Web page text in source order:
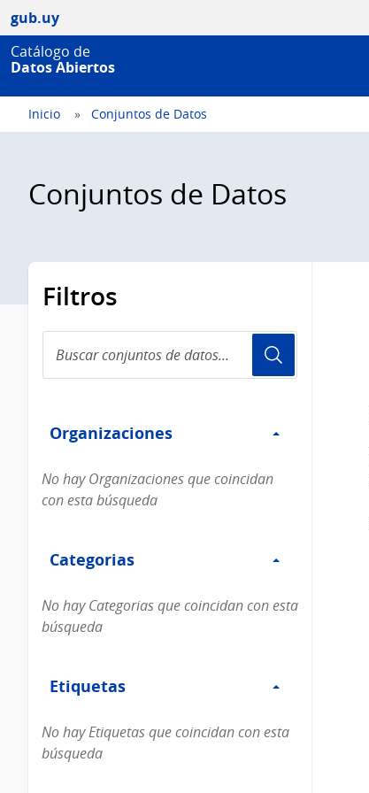
gub.uy
Catálogo de
Datos Abiertos
Inicio Conjuntos de Datos
Conjuntos de Datos
Filtros
conjuntos
de
Organizaciones
Organizaciones
No hay Organizaciones que coincidan
con esta búsqueda
Categorias
Categorias
No hay Categorias que coincidan con esta
búsqueda
Etiquetas
Etiquetas
No hay Etiquetas que coincidan con esta
búsqueda